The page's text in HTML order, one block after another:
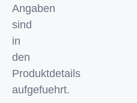
Angaben
sind
in
den
Produktdetails
aufgefuehrt.